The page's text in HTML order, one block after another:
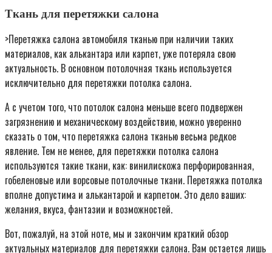
Ткань для перетяжки салона
>Перетяжка салона автомобиля тканью при наличии таких
материалов, как алькантара или карпет, уже потеряла свою
актуальность. В основном потолочная ткань используется
исключительно для перетяжки потолка салона.
А с учетом того, что потолок салона меньше всего подвержен
загрязнению и механическому воздействию, можно уверенно
сказать о том, что перетяжка салона тканью весьма редкое
явление. Тем не менее, для перетяжки потолка салона
используются такие ткани, как: винилискожа перфорированная,
гобеленовые или ворсовые потолочные ткани. Перетяжка потолка
вполне допустима и алькантарой и карпетом. Это дело ваших:
желания, вкуса, фантазии и возможностей.
Вот, пожалуй, на этой ноте, мы и закончим краткий обзор
актуальных материалов для перетяжки салона. Вам остается лишь